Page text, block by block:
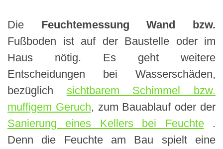
Die Feuchtemessung Wand bzw.
Fußboden ist auf der Baustelle oder im
Haus nötig. Es geht weitere
Entscheidungen bei Wasserschäden,
bezüglich sichtbarem Schimmel bzw.
muffigem Geruch, zum Bauablauf oder der
Sanierung eines Kellers bei Feuchte.
Denn die Feuchte am Bau spielt eine